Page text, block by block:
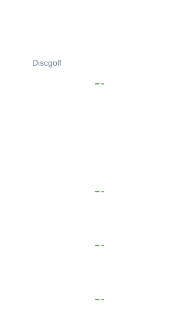
Discgolf